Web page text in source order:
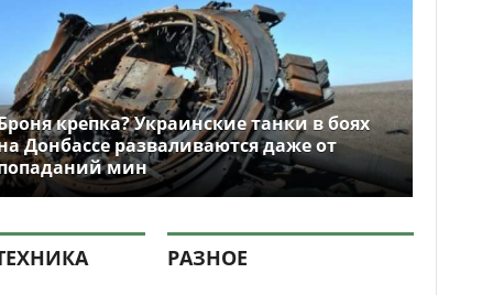
крепка? Украинские танки в боях
Донбассе разваливаются даже от
мин
РАЗНОЕ